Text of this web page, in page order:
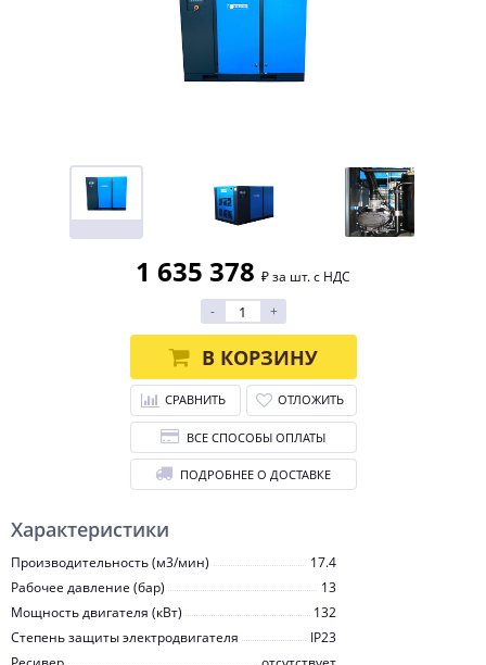
Характеристики
Производительность (м3/мин)
17.4
Рабочее давление (бар)
13
Мощность двигателя (кВт)
132
Степень защиты электродвигателя
IP23
1 635 378 ₽ за шт. с НДС
-
+
В КОРЗИНУ
СРАВНИТЬ ОТЛОЖИТЬ
ВСЕ СПОСОБЫ ОПЛАТЫ
ПОДРОБНЕЕ О ДОСТАВКЕ